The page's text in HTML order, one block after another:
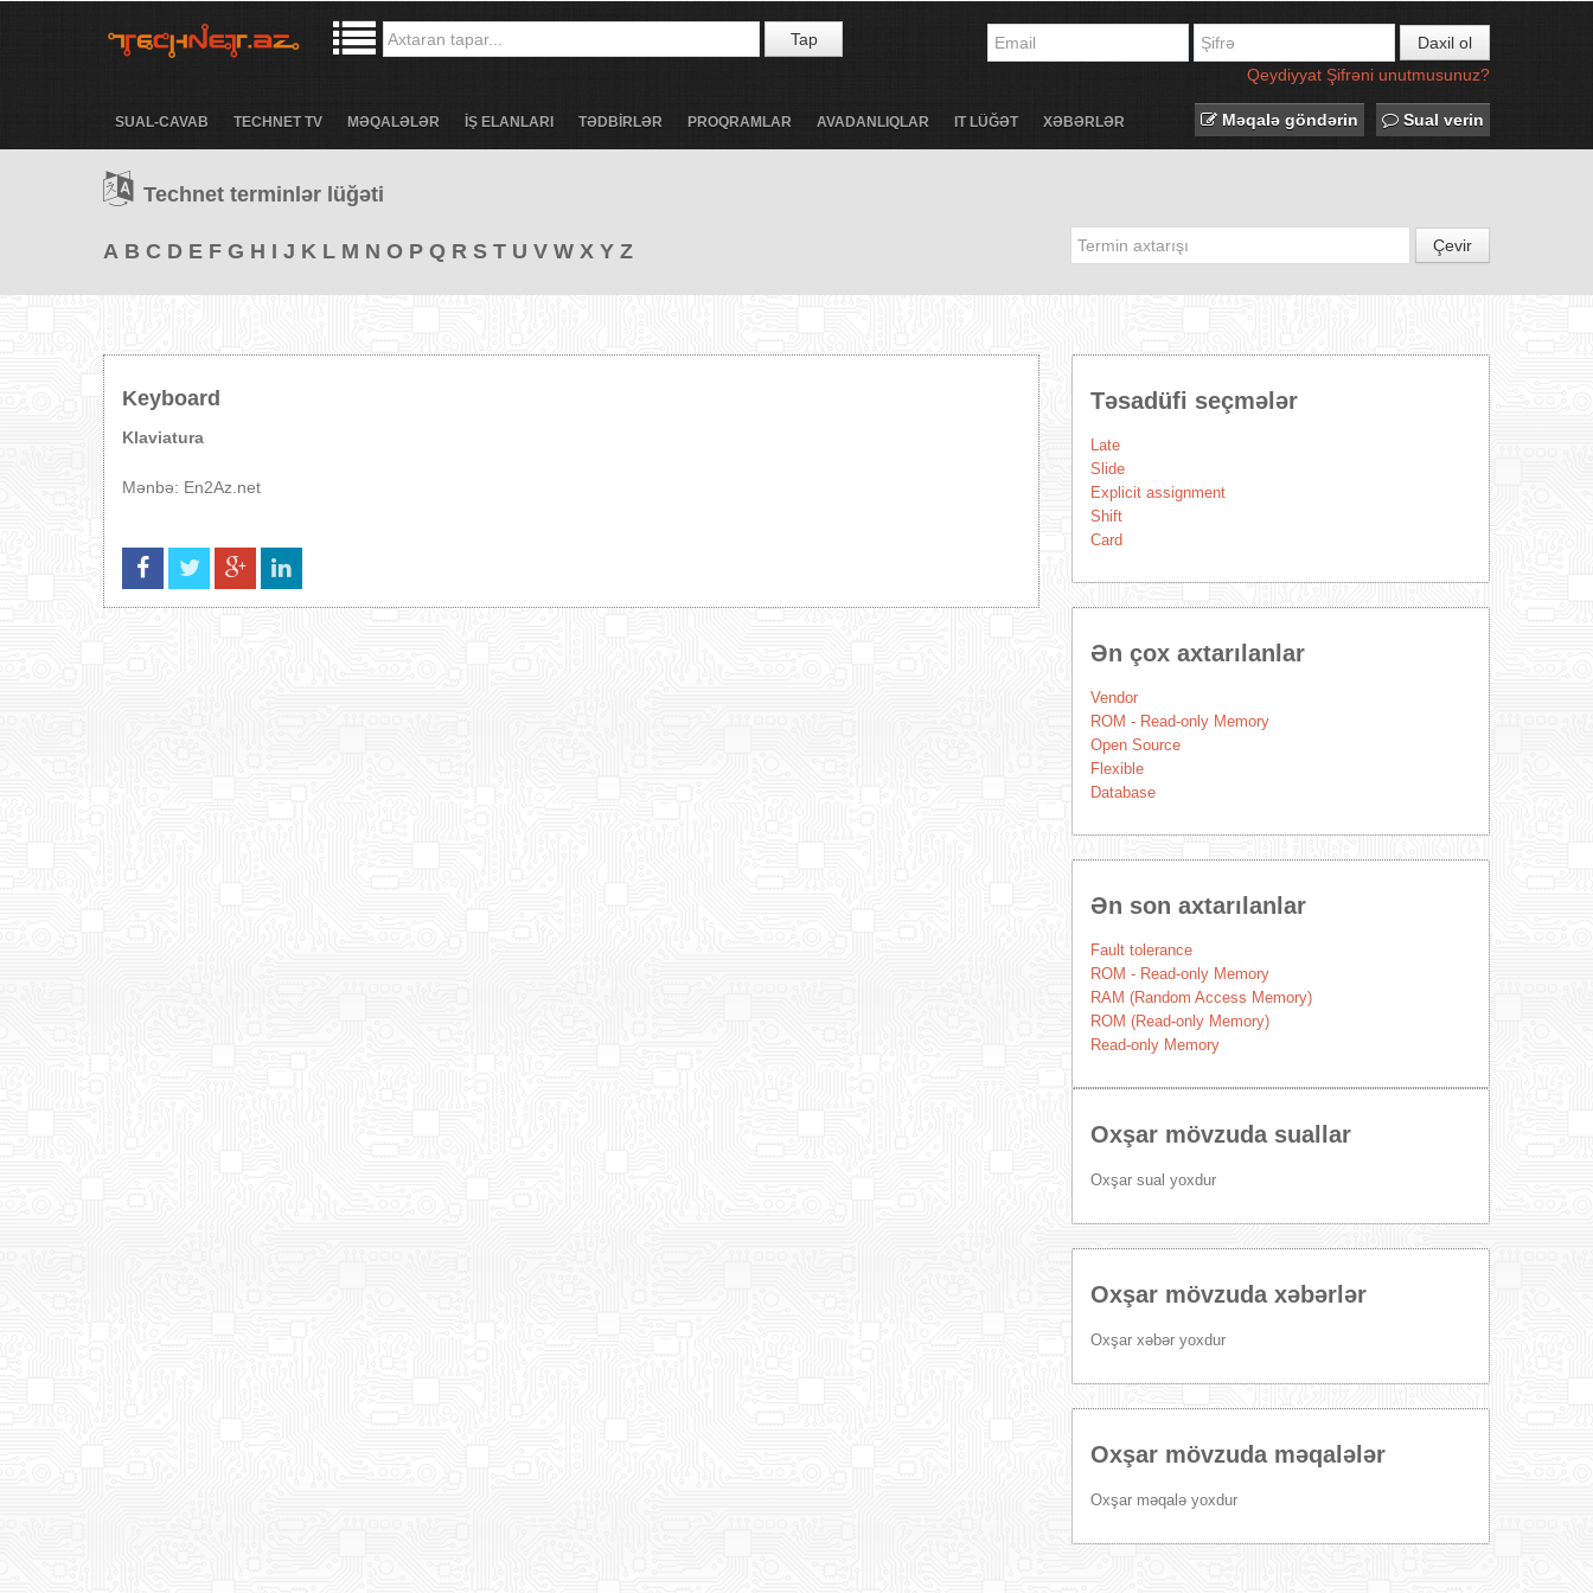
Tap
Daxil ol
Qeydiyyat Şifrəni unutmusunuz?
SUAL-CAVAB TECHNET TV MƏQALƏLƏR İŞ ELANLARI TƏDBİRLƏR PROQRAMLAR AVADANLIQLAR IT LÜĞƏT XƏBƏRLƏR Məqalə göndərin Sual verin
Technet terminlər lüğəti
A B C D E F G H I J K L M N O P Q R S T U V W X Y Z Çevir
Keyboard
Klaviatura
Mənbə: En2Az.net
Təsadüfi seçmələr
Late
Slide
Explicit assignment
Shift
Card
Ən çox axtarılanlar
Vendor
ROM - Read-only Memory
Open Source
Flexible
Database
Ən son axtarılanlar
Fault tolerance
ROM - Read-only Memory
RAM (Random Access Memory)
ROM (Read-only Memory)
Read-only Memory
Oxşar mövzuda suallar
Oxşar sual yoxdur
Oxşar mövzuda xəbərlər
Oxşar xəbər yoxdur
Oxşar mövzuda məqalələr
Oxşar məqalə yoxdur